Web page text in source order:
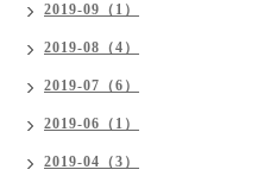
2019-09（1）
2019-08（4）
2019-07（6）
2019-06（1）
2019-04（3）